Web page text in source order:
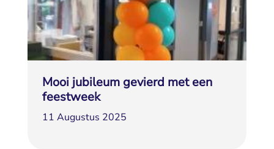
Mooi jubileum gevierd met een
feestweek
11 Augustus 2025